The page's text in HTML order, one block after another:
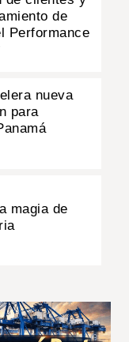
de
Performance
nueva
para
magia de